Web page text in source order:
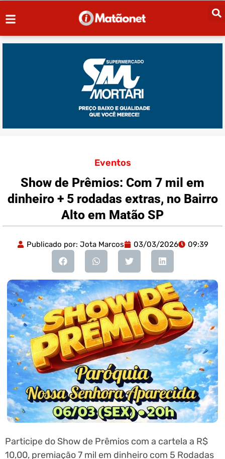
Eventos
Show de Prêmios: Com 7 mil em
dinheiro + 5 rodadas extras, no Bairro
Alto em Matão SP
Publicado por: Jota Marcos 03/03/2026 09:39
Participe do Show de Prêmios com a cartela a R$
10,00, premiação 7 mil em dinheiro com 5 Rodadas